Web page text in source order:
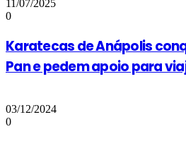
11/07/2025
0
Karatecas de Anápolis
Pan e pedem apoio para
03/12/2024
0